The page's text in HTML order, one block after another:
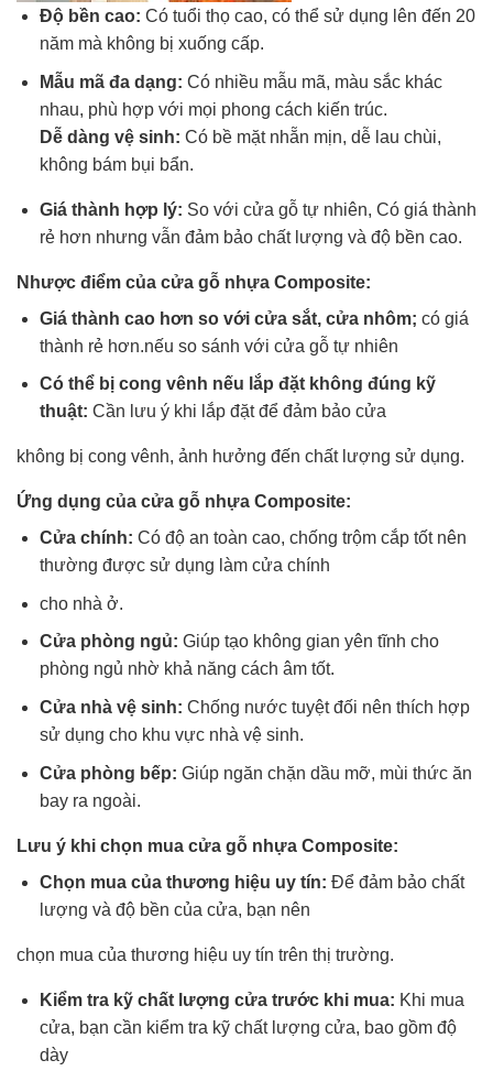
Độ bền cao: Có tuổi thọ cao, có thể sử dụng lên đến 20
năm mà không bị xuống cấp.
Mẫu mã đa dạng: Có nhiều mẫu mã, màu sắc khác
nhau, phù hợp với mọi phong cách kiến trúc.
Dễ dàng vệ sinh: Có bề mặt nhẵn mịn, dễ lau chùi,
không bám bụi bẩn.
Giá thành hợp lý: So với cửa gỗ tự nhiên, Có giá thành
rẻ hơn nhưng vẫn đảm bảo chất lượng và độ bền cao.
Nhược điểm của cửa gỗ nhựa Composite:
Giá thành cao hơn so với cửa sắt, cửa nhôm; có giá
thành rẻ hơn.nếu so sánh với cửa gỗ tự nhiên
Có thể bị cong vênh nếu lắp đặt không đúng kỹ
thuật: Cần lưu ý khi lắp đặt để đảm bảo cửa
không bị cong vênh, ảnh hưởng đến chất lượng sử dụng.
Ứng dụng của cửa gỗ nhựa Composite:
Cửa chính: Có độ an toàn cao, chống trộm cắp tốt nên
thường được sử dụng làm cửa chính
cho nhà ở.
Cửa phòng ngủ: Giúp tạo không gian yên tĩnh cho
phòng ngủ nhờ khả năng cách âm tốt.
Cửa nhà vệ sinh: Chống nước tuyệt đối nên thích hợp
sử dụng cho khu vực nhà vệ sinh.
Cửa phòng bếp: Giúp ngăn chặn dầu mỡ, mùi thức ăn
bay ra ngoài.
Lưu ý khi chọn mua cửa gỗ nhựa Composite:
Chọn mua của thương hiệu uy tín: Để đảm bảo chất
lượng và độ bền của cửa, bạn nên
chọn mua của thương hiệu uy tín trên thị trường.
Kiểm tra kỹ chất lượng cửa trước khi mua: Khi mua
cửa, bạn cần kiểm tra kỹ chất lượng cửa, bao gồm độ
dày